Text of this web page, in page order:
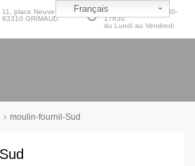
9h30-12h30 et 14h30-
17h30
du Lundi au Vendredi
11, place Neuve
83310 GRIMAUD
moulin-fournil-Sud
Français